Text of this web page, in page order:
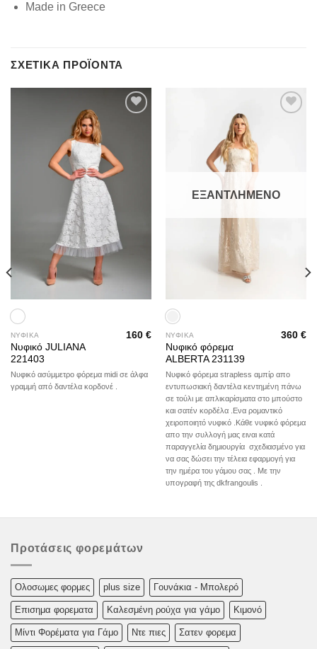
Made in Greece
ΣΧΕΤΙΚΆ ΠΡΟΪΌΝΤΑ
ΝΥΦΙΚΑ
Νυφικό JULIANA
221403
160€
Νυφικό ασύμμετρο φόρεμα midi σε άλφα
γραμμή από δαντέλα κορδονέ .
ΕΞΑΝΤΛΗΜΈΝΟ
ΝΥΦΙΚΑ
Νυφικό φόρεμα
ALBERTA 231139
360€
Νυφικό φόρεμα strapless αμπίρ απο
εντυπωσιακή δαντέλα κεντημένη πάνω
σε τούλι με απλικαρίσματα στο μπούστο
και σατέν κορδέλα .Ενα ρομαντικό
χειροποιητό νυφικό .Κάθε νυφικό φόρεμα
απο την συλλογή μας ειναι κατά
παραγγελία δημιουργία σχεδιασμένο για
να σας δώσει την τέλεια εφαρμογή για
την ημέρα του γάμου σας . Με την
υπογραφή της dkfrangoulis .
Προτάσεις φορεμάτων
Oλoσωμες φoρμες plus size Γουνάκια - Μπολερό
Επισημα φορεματα Καλεσμένη ρούχα για γάμο Κιμονό
Μίντι Φορέματα για Γάμο Ντε πιες Σατεν φορεμα